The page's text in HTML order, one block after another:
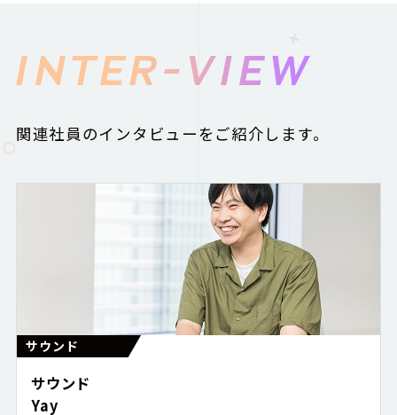
関連社員のインタビューをご紹介します。
サウンド
サウンド
Yay